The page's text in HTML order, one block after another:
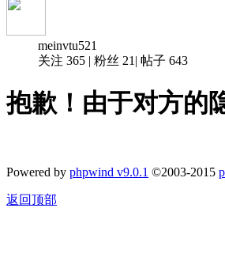
meinvtu521
关注 365 | 粉丝 21 | 帖子 643
抱歉！由于对方的
Powered by phpwind v9.0.1 ©2003-2015
返回顶部